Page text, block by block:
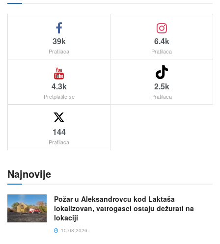
39k
Pratilaca
6.4k
Pratilaca
4.3k
Pretplatite se
2.5k
Pratilaca
144
Pratilaca
Najnovije
Požar u Aleksandrovcu kod Laktaša
lokalizovan, vatrogasci ostaju dežurati na
lokaciji
10.08.2026.